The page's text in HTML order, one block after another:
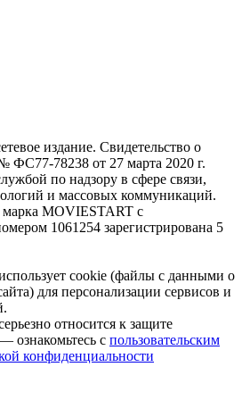
издание. Свидетельство о
78238 от 27 марта 2020 г.
по надзору в сфере связи,
и массовых коммуникаций.
марка MOVIESTART с
1061254 зарегистрирована 5
cookie (файлы с данными о
для персонализации сервисов и
относится к защите
ознакомьтесь с пользовательским
конфиденциальности